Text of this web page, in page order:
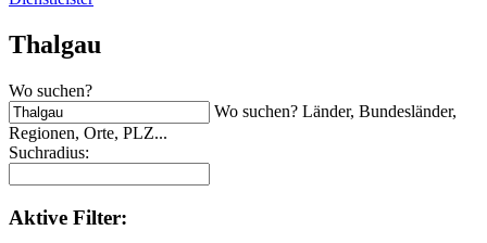
Thalgau
Wo suchen?
Wo suchen? Länder, Bundesländer,
Regionen, Orte, PLZ...
Suchradius:
Aktive Filter: